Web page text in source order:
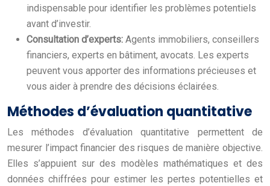
indispensable pour identifier les problèmes potentiels
avant d’investir.
Consultation d’experts: Agents immobiliers, conseillers
financiers, experts en bâtiment, avocats. Les experts
peuvent vous apporter des informations précieuses et
vous aider à prendre des décisions éclairées.
Méthodes d’évaluation quantitative
Les méthodes d’évaluation quantitative permettent de
mesurer l’impact financier des risques de manière objective.
Elles s’appuient sur des modèles mathématiques et des
données chiffrées pour estimer les pertes potentielles et